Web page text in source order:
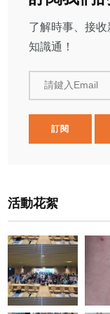
了解時事、接
知識通！
請鍵入Email
訂閱
活動花絮